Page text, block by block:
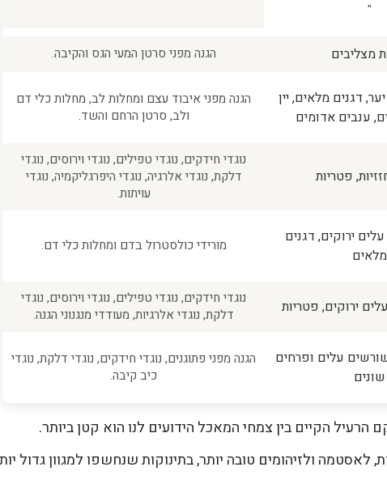
"
מצליבים הגנה מפני סרטן המעי הגס והקיבה.
דגנים מלאים, יין
ענבים אדומים
הגנה מפני איבוד עצם ומחלות לב, מחלות כלי דם
ולב, סרטן הרחם והשד.
פטריות
נוגדי חידקים, נוגדי טפילים, נוגדי וירוסים, נוגדי
דלקת, נוגדי אלרגיה, נוגדי היפרגליקמיה, נוגדי
עויתות.
ירוקים, דגנים
מלאים
מורידי כולסטרול בדם ומחלות כלי דם.
ירוקים, פטריות
נוגדי חידקים, נוגדי טפילים, נוגדי וירוסים, נוגדי
דלקת, נוגדי אלרגיות, מעודדי מנגנוני הגנה.
עלים ופרחים
שונים
הגנה מפני פתוגנים, נוגדי חידקים, נוגדי דלקת, נוגדי
כיב קיבה.
הרעיל הקיים בין צמחי המאכל הידועים לנו הוא קטן ביותר.
ולזיהומים טובה יותר, בתינוקות שנחשפו למגוון גדול